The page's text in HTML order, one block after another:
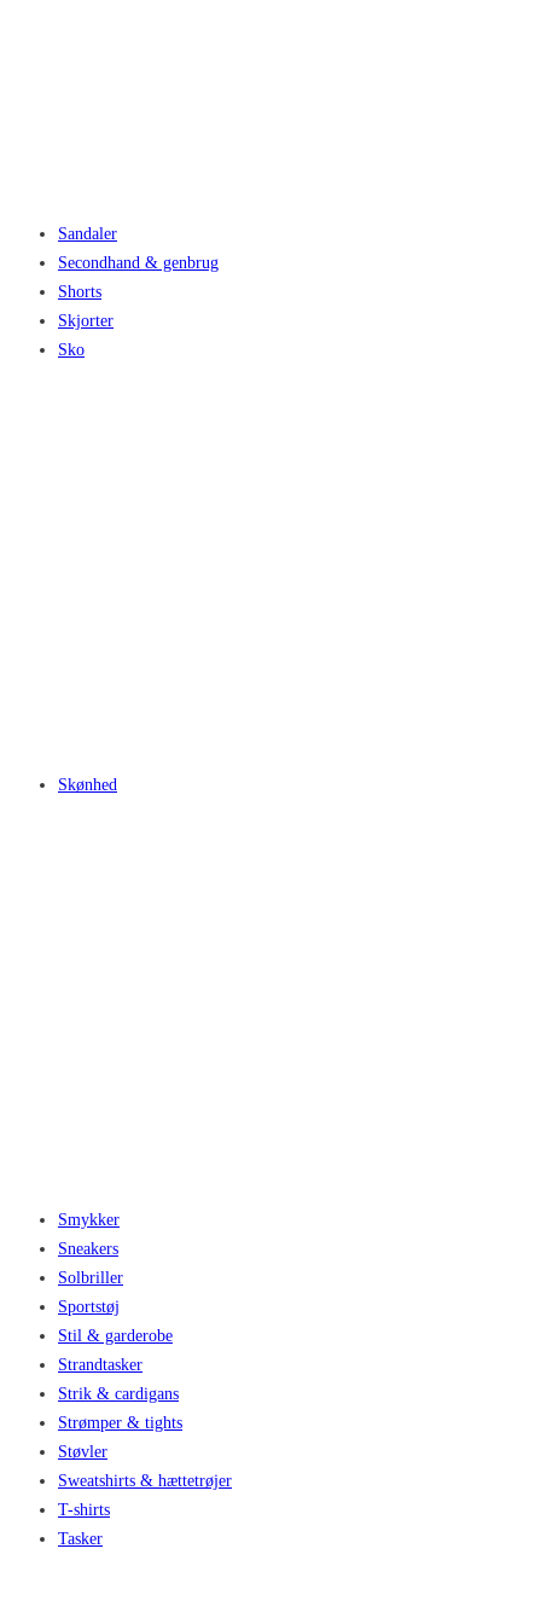
Sandaler
Secondhand & genbrug
Shorts
Skjorter
Sko
Skønhed
Smykker
Sneakers
Solbriller
Sportstøj
Stil & garderobe
Strandtasker
Strik & cardigans
Strømper & tights
Støvler
Sweatshirts & hættetrøjer
T-shirts
Tasker